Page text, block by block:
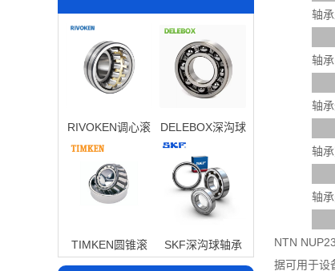
RIVOKEN调心滚
子轴承
DELEBOX深沟球
TIMKEN圆锥滚
SKF深沟球轴承
轴
轴
轴
轴
轴
NTN
据可用于设